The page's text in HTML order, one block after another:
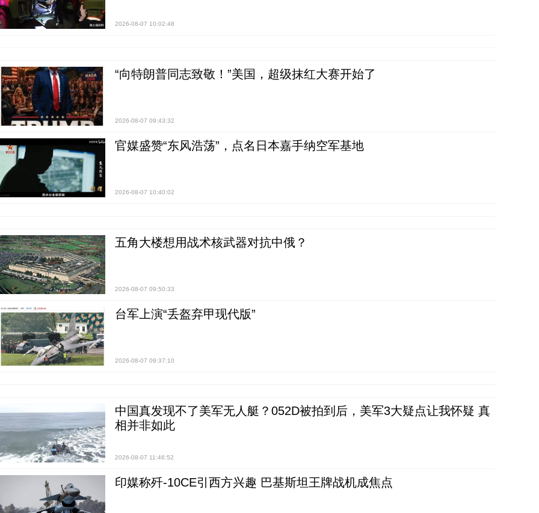
2026-08-07 10:02:48
“向特朗普同志致敬！”美国，超级抹红大赛开始了
2026-08-07 09:43:32
官媒盛赞“东风浩荡”，点名日本嘉手纳空军基地
2026-08-07 10:40:02
五角大楼想用战术核武器对抗中俄？
2026-08-07 09:50:33
台军上演“丢盔弃甲现代版”
2026-08-07 09:37:10
中国真发现不了美军无人艇？052D被拍到后，美军3大疑点让我怀疑 真
相并非如此
2026-08-07 11:46:52
印媒称歼-10CE引西方兴趣 巴基斯坦王牌战机成焦点